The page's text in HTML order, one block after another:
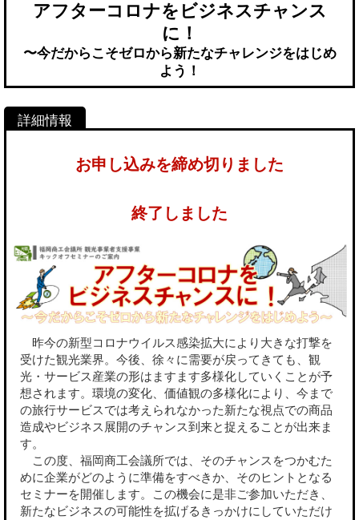
アフターコロナをビジネスチャンス
に！
〜今だからこそゼロから新たなチャレンジをはじめ
よう！
お申し込みを締め切りました
終了しました
昨今の新型コロナウイルス感染拡大により大きな打撃を
受けた観光業界。今後、徐々に需要が戻ってきても、観
光・サービス産業の形はますます多様化していくことが予
想されます。環境の変化、価値観の多様化により、今まで
の旅行サービスでは考えられなかった新たな視点での商品
造成やビジネス展開のチャンス到来と捉えることが出来ま
す。
この度、福岡商工会議所では、そのチャンスをつかむた
めに企業がどのように準備をすべきか、そのヒントとなる
セミナーを開催します。この機会に是非ご参加いただき、
新たなビジネスの可能性を拡げるきっかけにしていただけ